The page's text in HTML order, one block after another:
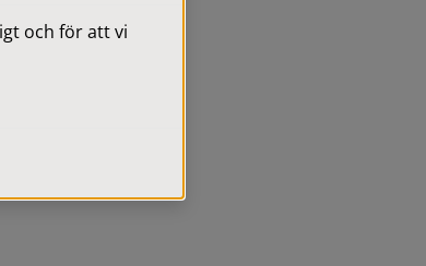
och för att vi